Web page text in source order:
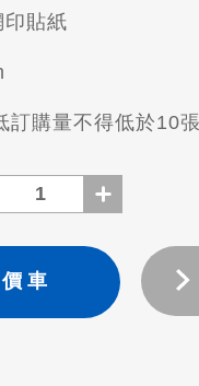
貼紙
訂購量不得低於10
車